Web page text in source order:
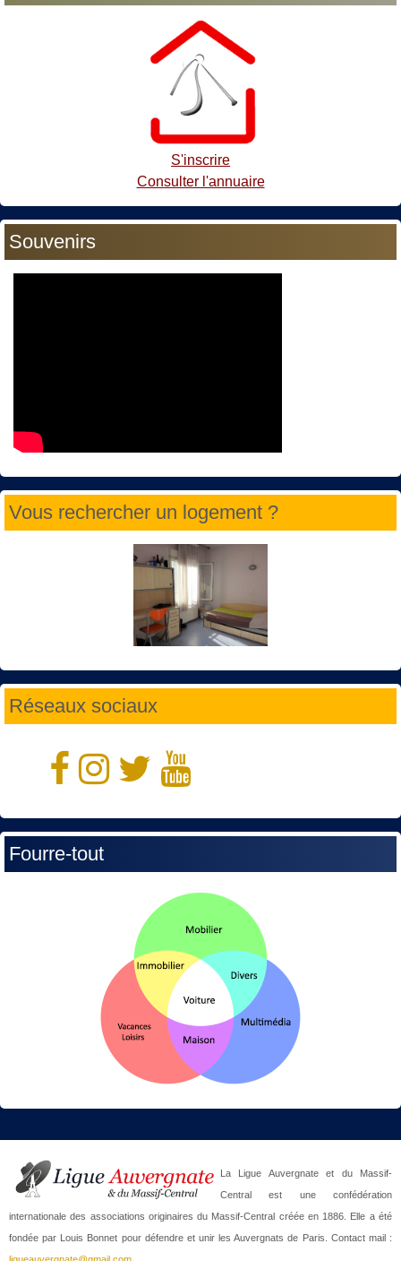
S'inscrire
Consulter l'annuaire
Souvenirs
Vous rechercher un logement ?
Réseaux sociaux
Fourre-tout
La Ligue Auvergnate et du Massif-
Central est une confédération
internationale des associations originaires du Massif-Central créée en 1886. Elle a été
fondée par Louis Bonnet pour défendre et unir les Auvergnats de Paris. Contact mail :